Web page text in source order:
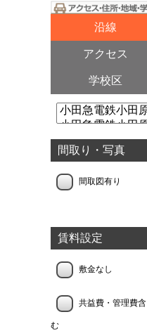
沿線
アクセス
学校区
間取り・写真
間取図有り
賃料設定
敷金なし
共益費・管理費含
む